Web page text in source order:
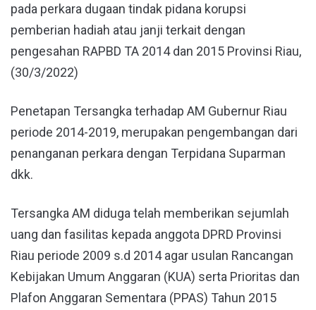
pada perkara dugaan tindak pidana korupsi
pemberian hadiah atau janji terkait dengan
pengesahan RAPBD TA 2014 dan 2015 Provinsi Riau,
(30/3/2022)
Penetapan Tersangka terhadap AM Gubernur Riau
periode 2014-2019, merupakan pengembangan dari
penanganan perkara dengan Terpidana Suparman
dkk.
Tersangka AM diduga telah memberikan sejumlah
uang dan fasilitas kepada anggota DPRD Provinsi
Riau periode 2009 s.d 2014 agar usulan Rancangan
Kebijakan Umum Anggaran (KUA) serta Prioritas dan
Plafon Anggaran Sementara (PPAS) Tahun 2015